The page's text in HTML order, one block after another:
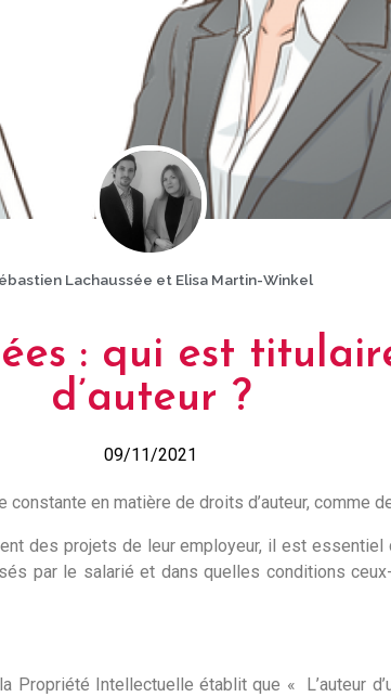
Lachaussée et Elisa Martin-Winkel
: qui est
d’auteur ?
09/11/2021
en matière de droits d’auteur, comme
des projets de leur employeur, il est
par le salarié et dans quelles conditions
Propriété Intellectuelle établit que « L’auteur